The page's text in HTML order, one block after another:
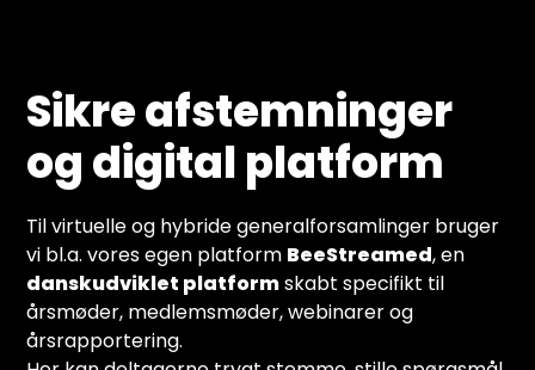
Sikre afstemninger
og digital platform
Til virtuelle og hybride generalforsamlinger bruger
vi bl.a. vores egen platform BeeStreamed, en
danskudviklet platformskabt specifikt til
årsmøder, medlemsmøder, webinarer og
årsrapportering.